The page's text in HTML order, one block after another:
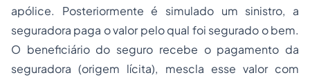
apólice. Posteriormente é simulado um sinistro, a
seguradora paga o valor pelo qual foi segurado o bem.
O beneficiário do seguro recebe o pagamento da
seguradora (origem lícita), mescla esse valor com